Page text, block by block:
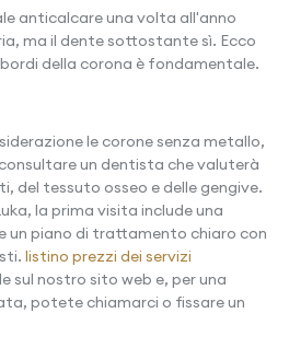
anticalcare una volta all'anno
ma il dente sottostante sì. Ecco
della corona è fondamentale.
le corone senza metallo,
un dentista che valuterà
del tessuto osseo e delle gengive.
la prima visita include una
un piano di trattamento chiaro con
listino prezzi dei servizi
sul nostro sito web e, per una
potete chiamarci o fissare un